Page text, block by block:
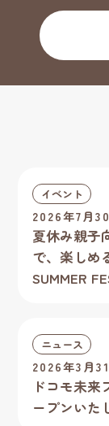
イベント
2026年7月
夏休み親子
で、楽しめ
SUMMER
ニュース
2026年3月
ドコモ未来
ープンいた